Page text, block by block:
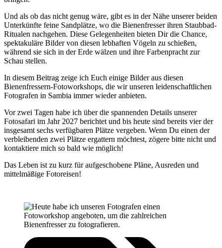
Und als ob das nicht genug wäre, gibt es in der Nähe unserer beiden
Unterkünfte feine Sandplätze, wo die Bienenfresser ihren Staubbad-
Ritualen nachgehen. Diese Gelegenheiten bieten Dir die Chance,
spektakuläre Bilder von diesen lebhaften Vögeln zu schießen,
während sie sich in der Erde wälzen und ihre Farbenpracht zur
Schau stellen.
In diesem Beitrag zeige ich Euch einige Bilder aus diesen
Bienenfressern-Fotoworkshops, die wir unseren leidenschaftlichen
Fotografen in Sambia immer wieder anbieten.
Vor zwei Tagen habe ich über die spannenden Details unserer
Fotosafari im Jahr 2027 berichtet und bis heute sind bereits vier der
insgesamt sechs verfügbaren Plätze vergeben. Wenn Du einen der
verbleibenden zwei Plätze ergattern möchtest, zögere bitte nicht und
kontaktiere mich so bald wie möglich!
Das Leben ist zu kurz für aufgeschobene Pläne, Ausreden und
mittelmäßige Fotoreisen!